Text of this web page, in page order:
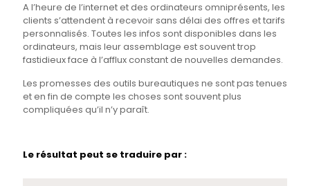
A l’heure de l’internet et des ordinateurs omniprésents, les
clients s’attendent à recevoir sans délai des offres et tarifs
personnalisés. Toutes les infos sont disponibles dans les
ordinateurs, mais leur assemblage est souvent trop
fastidieux face à l’afflux constant de nouvelles demandes.
Les promesses des outils bureautiques ne sont pas tenues
et en fin de compte les choses sont souvent plus
compliquées qu’il n’y paraît.
Le résultat peut se traduire par :